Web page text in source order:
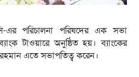
এর পরিচালনা পরিষদের এক সভা
টাওয়ারে অনুষ্ঠিত হয়। ব্যাংকের
এতে সভাপতিত্ব করেন।